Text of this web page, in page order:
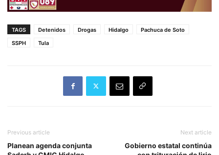
TAGS Detenidos Drogas Hidalgo
Pachuca de Soto
SSPH
Tula
Previous article
Planean agenda conjunta
Next article
Gobierno estatal continúa